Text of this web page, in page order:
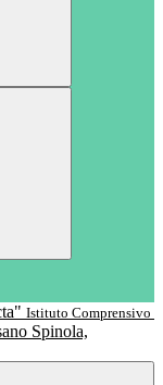
Istituto Comprensivo
Spinola,